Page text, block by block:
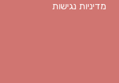
מדיניות נגישות